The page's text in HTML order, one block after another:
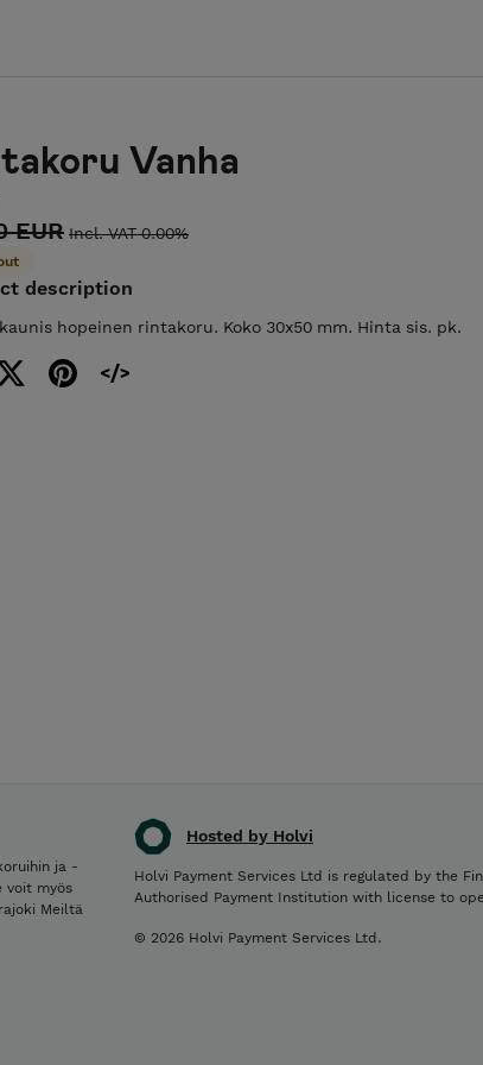
Vanha
EUR Incl. VAT 0.00%
description
hopeinen rintakoru. Koko 30x50 mm. Hinta sis. pk.
Hosted by Holvi
Holvi Payment Services Ltd is regulated by the
Authorised Payment Institution with license to
© 2026 Holvi Payment Services Ltd.
ja -
voit myös
Meiltä